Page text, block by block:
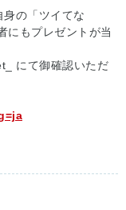
の「ツイてな
にもプレゼントが当
にて御確認いただ